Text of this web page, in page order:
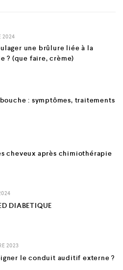
2024
une brûlure liée à la
? (que faire, crème)
: symptômes, traitements
cheveux après chimiothérapie
DIABETIQUE
2023
le conduit auditif externe ?